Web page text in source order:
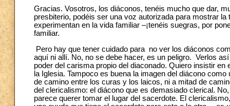
Gracias. Vosotros, los diáconos, tenéis mucho que dar,
presbiterio, podéis ser una voz autorizada para mostrar
experimentan en la vida familiar –¡tenéis suegras, por
familiar.
Pero hay que tener cuidado para no ver los diáconos
aquí ni allí. No, no se debe hacer, es un peligro. Verlos
poder del carisma propio del diaconado. Quiero insistir
la Iglesia. Tampoco es buena la imagen del diácono
de camino entre los curas y los laicos, ni a mitad de
del clericalismo: el diácono que es demasiado clerical.
parece querer tomar el lugar del sacerdote. El